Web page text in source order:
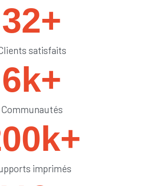
32+
satisfaits
6k+
Communautés
k+
imprimés